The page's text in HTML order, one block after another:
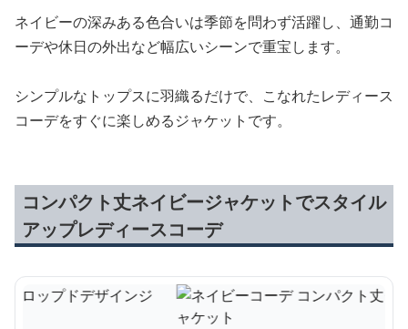
ネイビーの深みある色合いは季節を問わず活躍し、通勤コ
ーデや休日の外出など幅広いシーンで重宝します。
シンプルなトップスに羽織るだけで、こなれたレディース
コーデをすぐに楽しめるジャケットです。
コンパクト丈ネイビージャケットでスタイル
アップレディースコーデ